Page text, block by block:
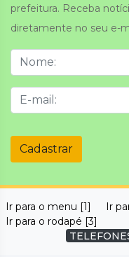
prefeitura. Receba
diretamente no seu e-
Cadastrar
Ir para o menu [1]
Ir
Ir para o rodapé [3]